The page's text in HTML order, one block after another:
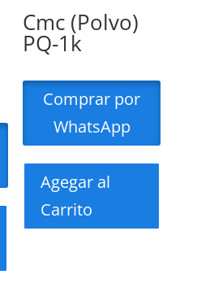
Cmc (Polvo)
PQ-1k
Comprar por
WhatsApp
Agegar al
Carrito